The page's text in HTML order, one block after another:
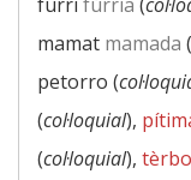
mamat mamada (
petorro (
(col·loquial),
(col·loquial),